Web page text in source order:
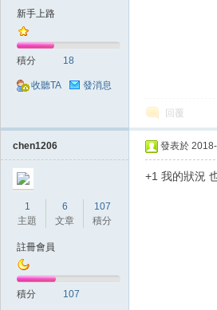
新手上路
積分 18
收聽TA 發消息
回覆
chen1206
1
主題
6
文章
107
積分
註冊會員
積分 107
發表於
+1 我的狀況